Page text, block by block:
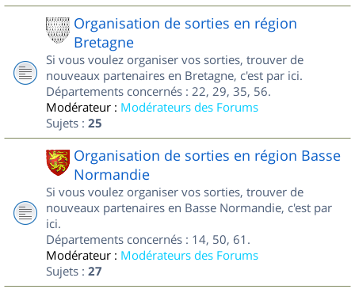
Organisation de sorties en région
Bretagne
Si vous voulez organiser vos sorties, trouver de
nouveaux partenaires en Bretagne, c'est par ici.
Départements concernés : 22, 29, 35, 56.
Modérateur : Modérateurs des Forums
Sujets : 25
Organisation de sorties en région Basse
Normandie
Si vous voulez organiser vos sorties, trouver de
nouveaux partenaires en Basse Normandie, c'est par
ici.
Départements concernés : 14, 50, 61.
Modérateur : Modérateurs des Forums
Sujets : 27